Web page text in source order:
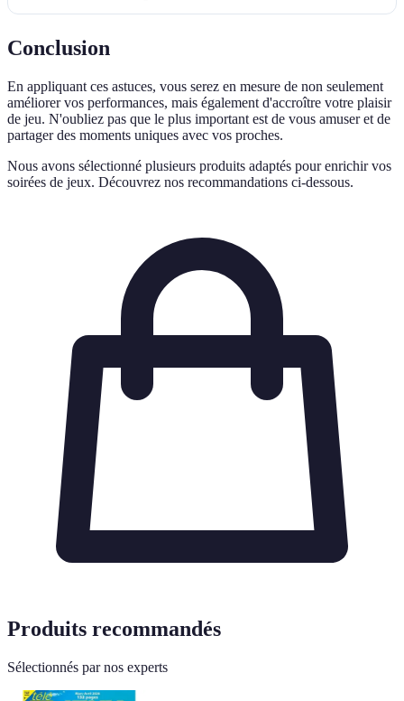
Conclusion
En appliquant ces astuces, vous serez en mesure de non seulement
améliorer vos performances, mais également d'accroître votre plaisir
de jeu. N'oubliez pas que le plus important est de vous amuser et de
partager des moments uniques avec vos proches.
Nous avons sélectionné plusieurs produits adaptés pour enrichir vos
soirées de jeux. Découvrez nos recommandations ci-dessous.
Produits recommandés
Sélectionnés par nos experts